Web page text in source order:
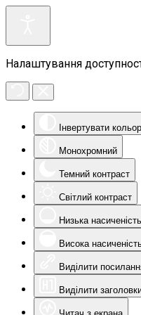
Налаштування
Інвертувати
Монохромний
Темний контраст
Світлий контраст
Низька насиченість
Висока
Виділити
Виділити